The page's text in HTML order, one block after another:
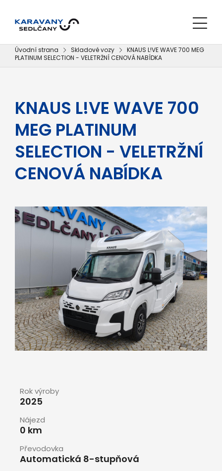
Úvodní strana Skladové vozy
KNAUS L!VE WAVE 700 MEG
PLATINUM SELECTION - VELETRŽNÍ CENOVÁ NABÍDKA
KNAUS L!VE WAVE 700
MEG PLATINUM
SELECTION - VELETRŽNÍ
CENOVÁ NABÍDKA
Rok výroby
2025
Nájezd
0 km
Převodovka
Automatická 8-stupňová